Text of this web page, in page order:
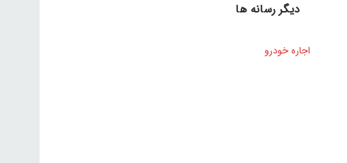
دیگر رسانه ها
اجاره خودرو